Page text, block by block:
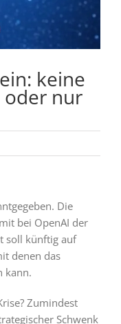
keine
oder nur
Die
bei OpenAI der
soll künftig auf
denen das
kann.
Zumindest
Schwenk